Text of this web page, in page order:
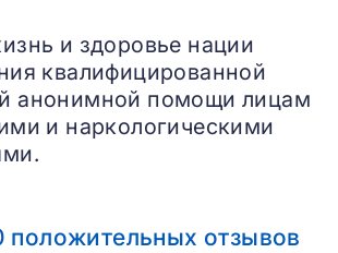
и здоровье нации
квалифицированной
анонимной помощи лицам
и наркологическими
положительных отзывов